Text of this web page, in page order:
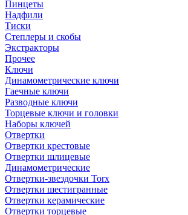
Пинцеты
Надфили
Тиски
Степлеры и скобы
Экстракторы
Прочее
Ключи
Динамометрические ключи
Гаечные ключи
Разводные ключи
Торцевые ключи и головки
Наборы ключей
Отвертки
Отвертки крестовые
Отвертки шлицевые
Динамометрические
Отвертки-звездочки Torx
Отвертки шестигранные
Отвертки керамические
Отвертки торцевые